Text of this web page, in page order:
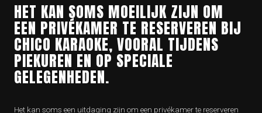
HET KAN SOMS MOEILIJK ZIJN OM
EEN PRIVÉKAMER TE RESERVEREN BIJ
CHICO KARAOKE, VOORAL TIJDENS
PIEKUREN EN OP SPECIALE
GELEGENHEDEN.
Het kan soms een uitdaging zijn om een privékamer te reserveren